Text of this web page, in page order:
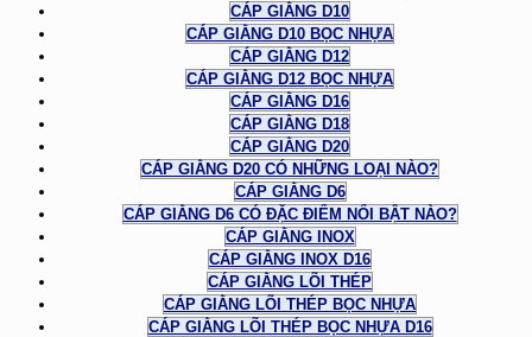
CÁP GIẰNG D10
CÁP GIẰNG D10 BỌC NHỰA
CÁP GIẰNG D12
CÁP GIẰNG D12 BỌC NHỰA
CÁP GIẰNG D16
CÁP GIẰNG D18
CÁP GIẰNG D20
CÁP GIẰNG D20 CÓ NHỮNG LOẠI NÀO?
CÁP GIẰNG D6
CÁP GIẰNG D6 CÓ ĐẶC ĐIỂM NỔI BẬT NÀO?
CÁP GIẰNG INOX
CÁP GIẰNG INOX D16
CÁP GIẰNG LÕI THÉP
CÁP GIẰNG LÕI THÉP BỌC NHỰA
CÁP GIẰNG LÕI THÉP BỌC NHỰA D16